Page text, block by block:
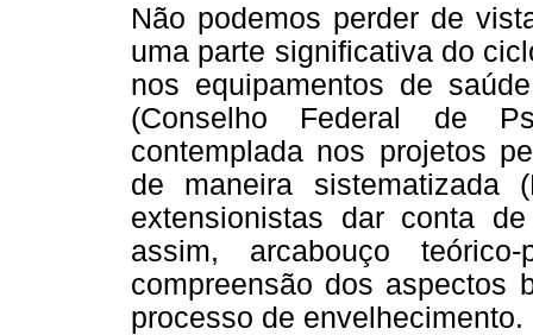
Não podemos perder de
uma parte significativa do
nos equipamentos de
(Conselho Federal de
contemplada nos projetos
de maneira sistematizada
extensionistas dar conta
assim, arcabouço
compreensão dos aspectos
processo de envelhecimento.